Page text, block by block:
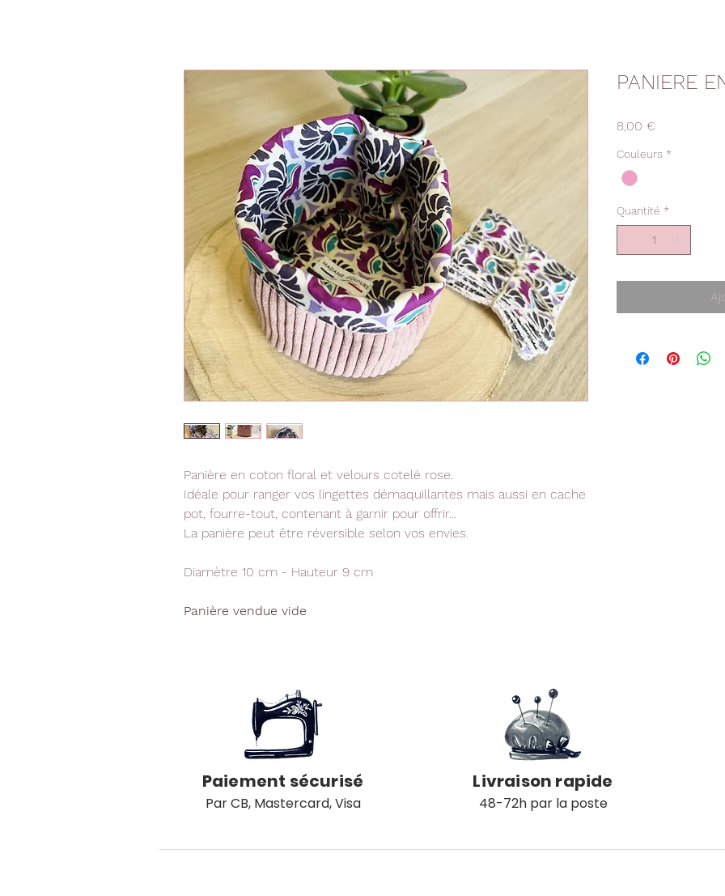
Panière en coton floral et velours cotelé rose.
Idéale pour ranger vos lingettes démaquillantes mais aussi en cache
pot, fourre-tout, contenant à garnir pour offrir...
La panière peut être réversible selon vos envies.
Diamètre 10 cm - Hauteur 9 cm
Panière vendue vide
PANIERE
8,00 €
Couleurs *
Quantité *
Paiement sécurisé
Par CB, Mastercard, Visa
Livraison rapide
48-72h par la poste